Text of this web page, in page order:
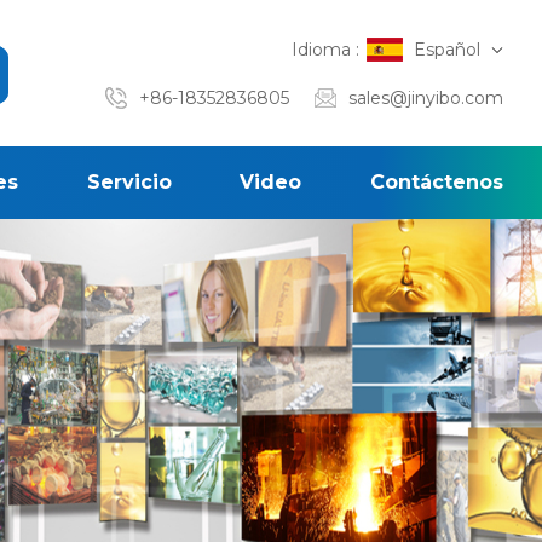
Idioma : Español
+86-18352836805 sales@jinyibo.com
Servicio Video Contáctenos